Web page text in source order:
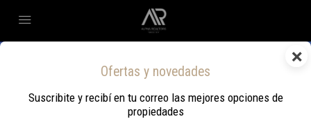
×
Ofertas y novedades
Suscribite y recibí en tu correo las mejores opciones de
propiedades